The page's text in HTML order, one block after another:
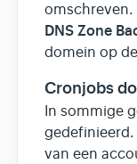
omschreven.
DNS Zone
domein op de
Cronjobs
In sommige
van een